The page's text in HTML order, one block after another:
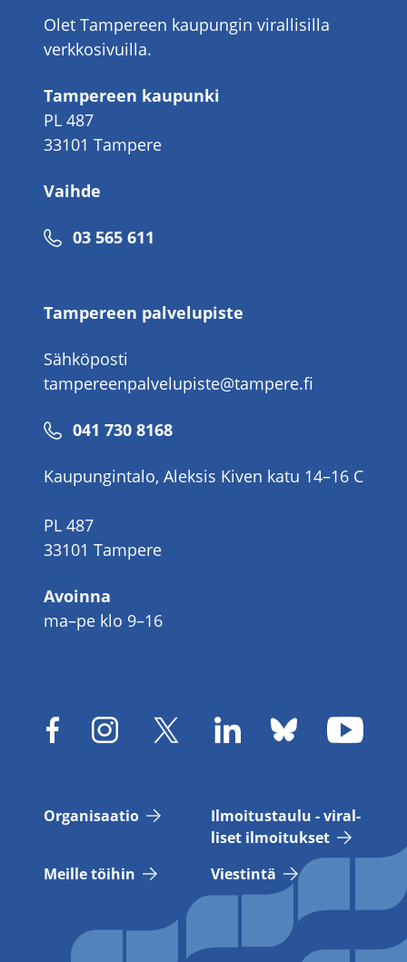
Olet Tampereen kaupungin virallisilla
verkkosivuilla.
Tampereen kaupunki
PL 487
33101 Tampere
Vaihde
Puhelinnumero
03 565 611
Tampereen palvelupiste
Sähköposti
tampereenpalvelupiste@tampere.fi
Puhelinnumero
041 730 8168
Kaupungintalo, Aleksis Kiven katu 14–16 C
PL 487
33101 Tampere
Avoinna
ma–pe klo 9–16
Or­ga­ni­saa­tio
Il­moi­tus­tau­lu - vi­ral­
li­set il­moi­tuk­set
Meil­le töi­hin
Vies­tin­tä